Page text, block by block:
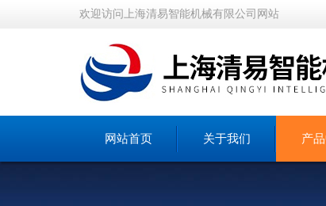
欢迎访问上海清易智能机械有限公司网站
网站首页 关于我们 产